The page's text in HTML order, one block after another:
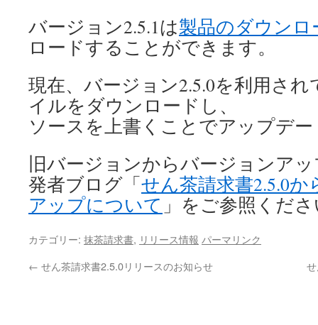
バージョン2.5.1は製品のダウン
ロードすることができます。
現在、バージョン2.5.0を利用さ
イルをダウンロードし、
ソースを上書くことでアップデ
旧バージョンからバージョンア
発者ブログ「せん茶請求書2.5.0
アップについて 」をご参照くだ
カテゴリー: 抹茶請求書, リリース情報 パーマリンク
← せん茶請求書2.5.0リリースのお知らせ